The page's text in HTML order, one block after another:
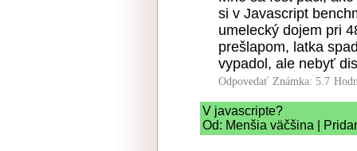
si v Javascript
umelecký dojem pri
prešlapom, latka
vypadol, ale nebyť
Odpovedať Známka: 5.7
V javascripte?
Od: Menšia väčšina |